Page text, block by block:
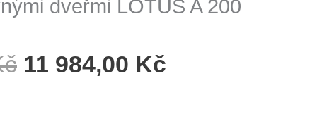
dveřmi LOTUS A 200
Původní
11 984,00 Kč